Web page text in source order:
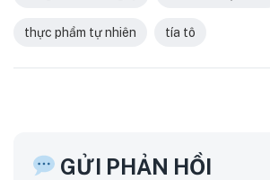
thực phẩm tự nhiên tía tô
GỬI PHẢN HỒI